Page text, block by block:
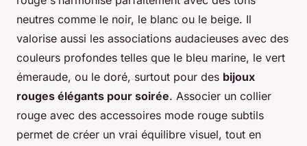
neutres comme le noir, le blanc ou le beige. Il
valorise aussi les associations audacieuses avec des
couleurs profondes telles que le bleu marine, le vert
émeraude, ou le doré, surtout pour des bijoux
rouges élégants pour soirée. Associer un collier
rouge avec des accessoires mode rouge subtils
permet de créer un vrai équilibre visuel, tout en